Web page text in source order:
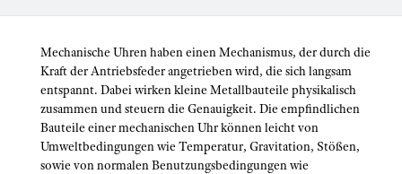
Mechanische Uhren haben einen Mechanismus, der durch die
Kraft der Antriebsfeder angetrieben wird, die sich langsam
entspannt. Dabei wirken kleine Metallbauteile physikalisch
zusammen und steuern die Genauigkeit. Die empfindlichen
Bauteile einer mechanischen Uhr können leicht von
Umweltbedingungen wie Temperatur, Gravitation, Stößen,
sowie von normalen Benutzungsbedingungen wie